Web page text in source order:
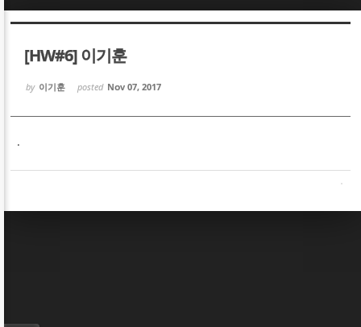
[HW#6] 이기훈
by 이기훈 posted Nov 07, 2017
.
Sketchbook5, 스케치북5
Sketchbook5, 스케치북5
Sketchbook5, 스케치북5
Sketchbook5, 스케치북5